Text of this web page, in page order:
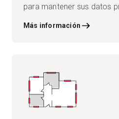
para mantener sus datos
Más información